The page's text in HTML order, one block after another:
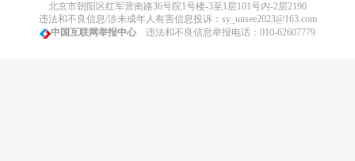
北京市朝阳区红军营南路36号院1号楼-3至1层101号内-2层2190
违法和不良信息/涉未成年人有害信息投诉：sy_uusee2023@163.com
中国互联网举报中心 违法和不良信息举报电话：010-62607779